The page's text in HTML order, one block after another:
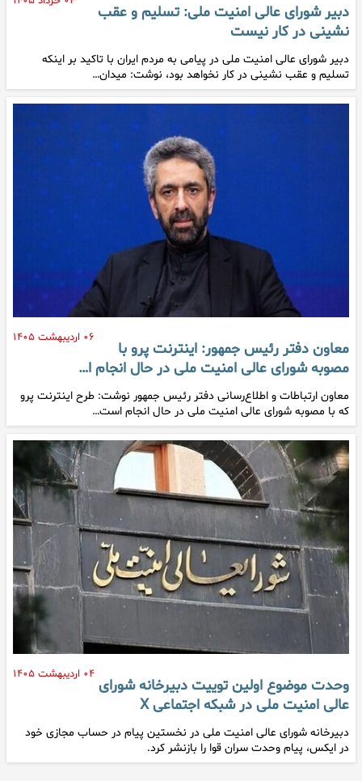
دبیر شورای عالی امنیت ملی: تسلیم و عقب
نشینی در کار نیست
دبیر شورای عالی امنیت ملی در پیامی به مردم ایران با تاکید بر اینکه
تسلیم و عقب نشینی در کار نخواهد بود، نوشت: میدان…
۰۶ اردیبهشت ۱۴۰۵
معاون دفتر رئیس جمهور: اینترنت پرو با
مصوبه شورای عالی امنیت ملی در حال انجام ا…
معاون ارتباطات و اطلاع‌رسانی دفتر رئیس جمهور نوشت: طرح اینترنت پرو
که با مصوبه شورای عالی امنیت ملی در حال انجام است…
۰۴ اردیبهشت ۱۴۰۵
وحدت موضوع اولین توییت دبیرخانه شورای
عالی امنیت ملی در شبکه اجتماعی X
دبیرخانه شورای عالی امنیت ملی در نخستین پیام در حساب مجازی خود
در ایکس، پیام وحدت سران قوا را بازنشر کرد.